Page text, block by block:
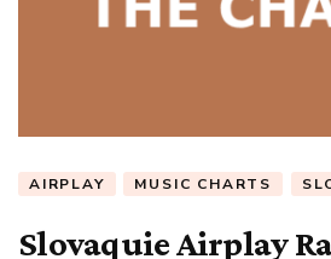
AIRPLAY MUSIC CHARTS
Slovaquie Airplay